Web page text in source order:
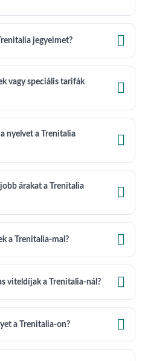
jegyeimet? 
vagy speciális tarifák

nyelvet a Trenitalia

árakat a Trenitalia

a Trenitalia-mal? 
viteldíjak a Trenitalia-nál? 
a Trenitalia-on? 